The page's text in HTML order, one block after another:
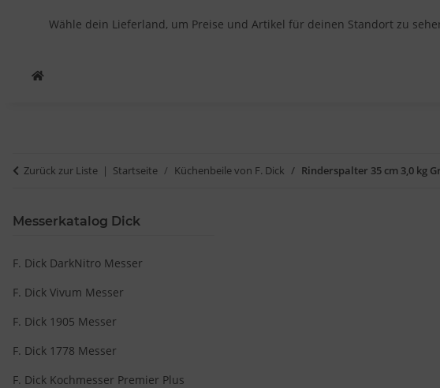
Wähle dein Lieferland, um Preise und Artikel für deinen Standort zu
Zurück zur Liste Startseite Küchenbeile von F. Dick Rinderspalter 35 cm 3,0 kg
Messerkatalog Dick
F. Dick DarkNitro Messer
F. Dick Vivum Messer
F. Dick 1905 Messer
F. Dick 1778 Messer
F. Dick Kochmesser Premier Plus